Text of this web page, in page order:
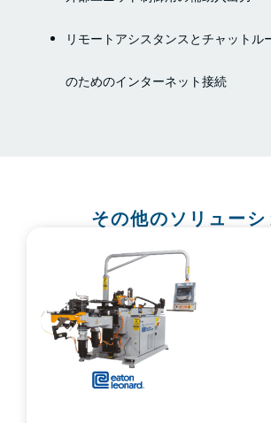
リモートアシスタンスとチャットル
のためのインターネット接続
その他のソリューシ